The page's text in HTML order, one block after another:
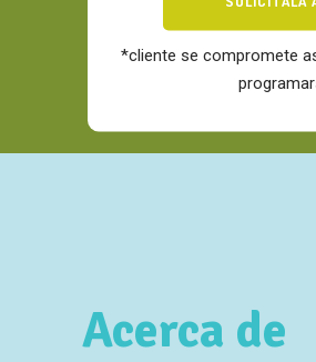
*cliente se compromete
Acerca de